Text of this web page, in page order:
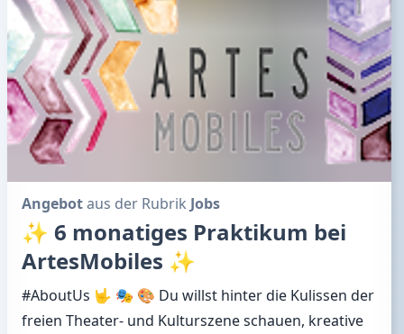
Angebotaus der Rubrik Jobs
✨ 6 monatiges Praktikum bei
ArtesMobiles ✨
#AboutUs 🤟 🎭 🎨 Du willst hinter die Kulissen der
freien Theater- und Kulturszene schauen, kreative